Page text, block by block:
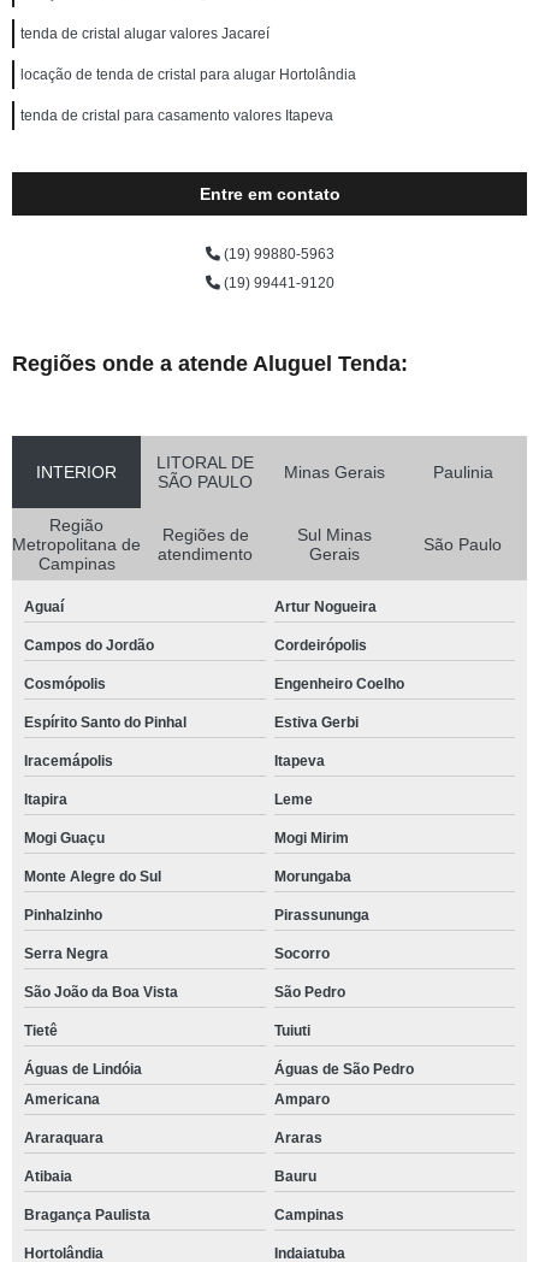
tenda de cristal alugar valores Jacareí
locação de tenda de cristal para alugar Hortolândia
tenda de cristal para casamento valores Itapeva
Entre em contato
(19) 99880-5963
(19) 99441-9120
Regiões onde a atende Aluguel Tenda:
INTERIOR
LITORAL DE
SÃO PAULO
Minas Gerais Paulinia
Região
Metropolitana de
Campinas
Regiões de
atendimento
Sul Minas
Gerais
São Paulo
Aguaí Artur Nogueira
Campos do Jordão Cordeirópolis
Cosmópolis Engenheiro Coelho
Espírito Santo do Pinhal Estiva Gerbi
Iracemápolis Itapeva
Itapira Leme
Mogi Guaçu Mogi Mirim
Monte Alegre do Sul Morungaba
Pinhalzinho Pirassununga
Serra Negra Socorro
São João da Boa Vista São Pedro
Tietê Tuiuti
Águas de Lindóia
Águas de São Pedro
Americana
Amparo
Araraquara Araras
Atibaia Bauru
Bragança Paulista Campinas
Hortolândia Indaiatuba